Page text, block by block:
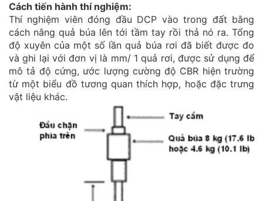
CHỐT ĐO CO NGÓT BÊ TÔNG BẰNG INOX
Cách tiến hành thí nghiệm:
Thí nghiệm viên đóng đầu DCP vào trong đất bằng
cách nâng quả búa lên tới tầm tay rồi thả nó ra. Tổng
độ xuyên của một số lần quả búa rơi đã biết được đo
và ghi lại với đơn vị là mm/ 1 quả rơi, được sử dụng để
mô tả độ cứng, ước lượng cường độ CBR hiện trường
từ một biểu đồ tương quan thích hợp, hoặc đặc trưng
vật liệu khác.